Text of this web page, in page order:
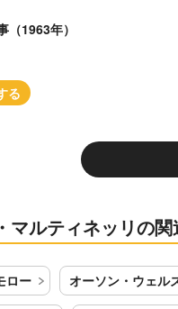
（1963年）
マルティネッリの
ロー オーソン・ウェル